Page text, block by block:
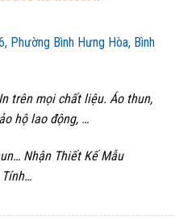
Phường Bình Hưng Hòa, Bình
trên mọi chất liệu. Áo thun,
hộ lao động, …
Nhận Thiết Kế Mẫu
Tính…